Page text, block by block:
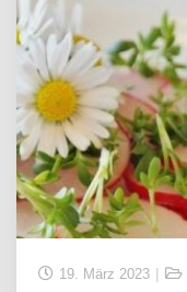
19. März 2023